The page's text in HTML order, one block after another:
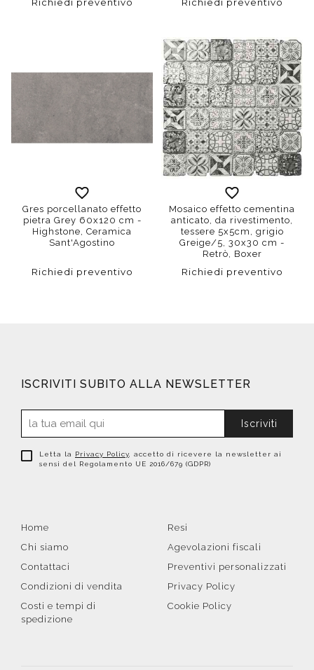
Gres porcellanato effetto
pietra Grey 60x120 cm -
Highstone, Ceramica
Sant'Agostino
Richiedi preventivo
Mosaico effetto cementina
anticato, da rivestimento,
tessere 5x5cm, grigio
Greige/5, 30x30 cm -
Retrò, Boxer
Richiedi preventivo
ISCRIVITI SUBITO ALLA NEWSLETTER
Iscriviti
Letta la Privacy Policy , accetto di ricevere la newsletter ai
sensi del Regolamento UE 2016/679 (GDPR)
Home
Chi siamo
Contattaci
Condizioni di vendita
Costi e tempi di
spedizione
Resi
Agevolazioni fiscali
Preventivi personalizzati
Privacy Policy
Cookie Policy